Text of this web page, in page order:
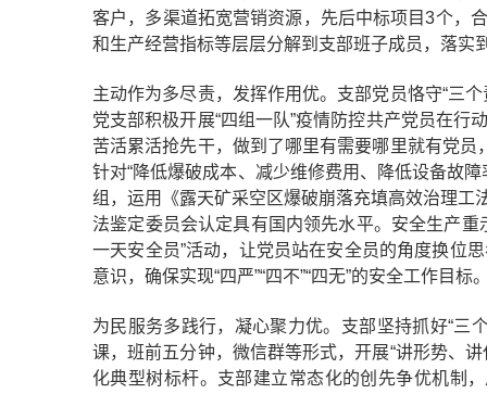
客户，多渠道拓宽营销资源，先后中标项目3个，
和生产经营指标等层层分解到支部班子成员，落
主动作为多尽责，发挥作用优。支部党员恪守“三
党支部积极开展“四组一队”疫情防控共产党员在
苦活累活抢先干，做到了哪里有需要哪里就有党
针对“降低爆破成本、减少维修费用、降低设备故
组，运用《露天矿采空区爆破崩落充填高效治理
法鉴定委员会认定具有国内领先水平。安全生产
一天安全员”活动，让党员站在安全员的角度换位
意识，确保实现“四严”“四不”“四无”的安全工作目标
为民服务多践行，凝心聚力优。支部坚持抓好“三
课，班前五分钟，微信群等形式，开展“讲形势、
化典型树标杆。支部建立常态化的创先争优机制